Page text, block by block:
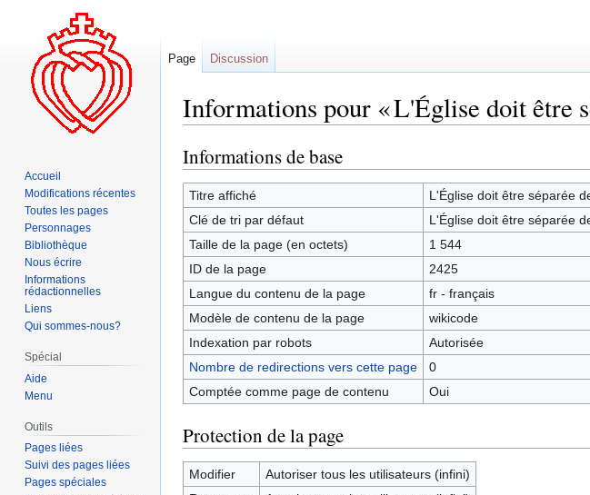
Informations pour « L'Église doit être
Aller
à
la
navigation
Aller
à
la
recherche
Informations de base
Titre affiché
L'Église doit être séparée
Clé de tri par défaut
L'Église doit être séparée
Taille de la page (en octets)
1 544
ID de la page
2425
Langue du contenu de la page
fr - français
Modèle de contenu de la page
wikicode
Indexation par robots
Autorisée
Nombre de redirections vers cette page
0
Comptée comme page de contenu
Oui
Protection de la page
Modifier
Autoriser tous les utilisateurs (infini)
Page Discussion
Accueil
Modifications récentes
Toutes les pages
Personnages
Bibliothèque
Nous écrire
Informations
rédactionnelles
Liens
Qui sommes-nous?
Spécial
Aide
Menu
Outils
Pages liées
Suivi des pages liées
Pages spéciales